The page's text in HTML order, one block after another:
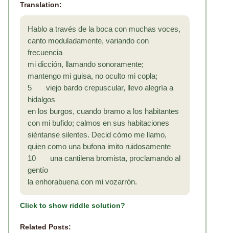
Translation:
Hablo a través de la boca con muchas voces,
canto moduladamente, variando con
frecuencia
mi dicción, llamando sonoramente;
mantengo mi guisa, no oculto mi copla;
5 viejo bardo crepuscular, llevo alegría a
hidalgos
en los burgos, cuando bramo a los habitantes
con mi bufido; calmos en sus habitaciones
siéntanse silentes. Decid cómo me llamo,
quien como una bufona imito ruidosamente
10 una cantilena bromista, proclamando al
gentío
la enhorabuena con mi vozarrón.
Click to show riddle solution?
Related Posts: